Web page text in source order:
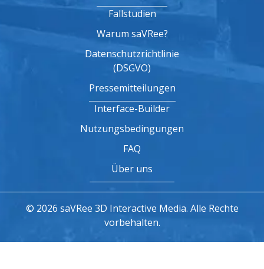
Fallstudien
Warum saVRee?
Datenschutzrichtlinie
(DSGVO)
Pressemitteilungen
Interface-Builder
Nutzungsbedingungen
FAQ
Über uns
© 2026 saVRee 3D Interactive Media. Alle Rechte
vorbehalten.